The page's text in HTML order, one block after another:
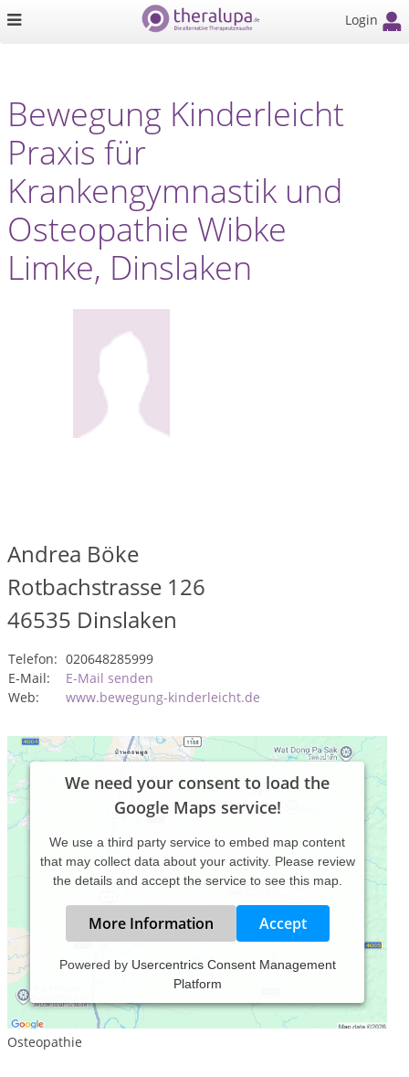
Login
Bewegung Kinderleicht
Praxis für
Krankengymnastik und
Osteopathie Wibke
Limke, Dinslaken
Andrea Böke
Rotbachstrasse 126
46535 Dinslaken
Telefon: 020648285999
E-Mail:
E-Mail senden
Web:
www.bewegung-kinderleicht.de
We need your consent to load the
Google Maps service!
We use a third party service to embed map content
that may collect data about your activity. Please review
the details and accept the service to see this map.
More Information Accept
Powered by Usercentrics Consent Management
Platform
Leistungsspektrum:
Traditionelle und komplementäre Medizin, Heilkunde
Osteopathie